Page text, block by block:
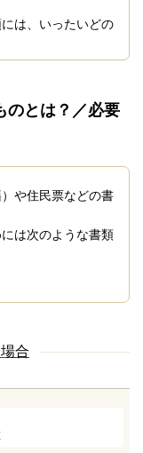
は、いったいどの
とは？／必要
や住民票などの書
は次のような書類
合